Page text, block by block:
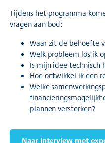
Tijdens het programma
vragen aan bod:
Waar zit de behoefte
Welk probleem los ik
Is mijn idee technisch
Hoe ontwikkel ik een
Welke
plannen versterken?
Naar interview met